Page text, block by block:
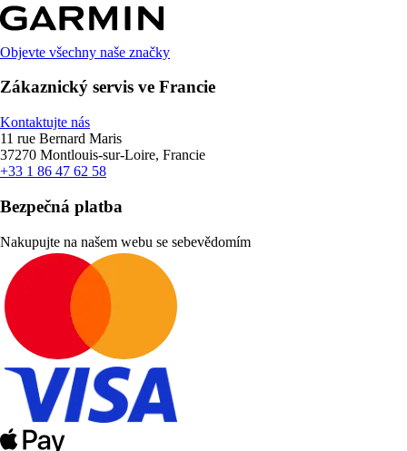
Objevte všechny naše značky
Zákaznický servis ve Francie
Kontaktujte nás
11 rue Bernard Maris
37270 Montlouis-sur-Loire, Francie
+33 1 86 47 62 58
Bezpečná platba
Nakupujte na našem webu se sebevědomím